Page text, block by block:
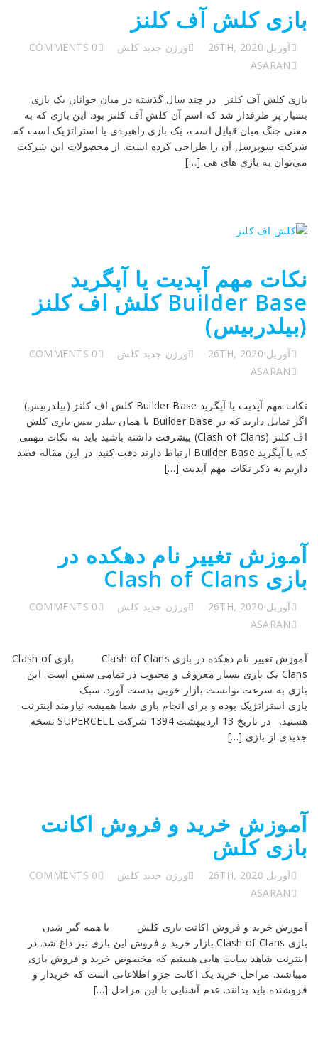
بازی کلش آف کلنز
آوریل 26TH, 2020 ورژن جدید کلش
0 COMMENTS
ASARAN
بازی کلش آف کلنز در چند سال گذشته در میان جوانان یک بازی
بسیار پر طرفدار شد که اسم آن کلش آف کلنز بود. این بازی که به
معنی جنگ میان قبایل است، یک بازی راهبردی یا استراتژیک است که
شرکت سوپرسل آن را طراحی کرده است. از محصولات این شرکت
می‌توان به بازی های هی […]
نکات مهم آپدیت یا آپگرید
Builder Base کلش اف کلنز
(بیلدربیس)
آوریل 26TH, 2020 ورژن جدید کلش
0 COMMENTS
ASARAN
نکات مهم آپدیت یا آپگرید Builder Base کلش اف کلنز (بیلدربیس)
اگر تمایل دارید که در Builder Base یا همان بیلدر بیس بازی کلش
اف کلنز (Clash of Clans) پیشرفت داشته باشید باید به نکات مهمی
که با آپگرید Builder Base ارتباط دارند دقت کنید. در این مقاله قصد
داریم به ذکر نکات مهم آپدیت […]
آموزش تغییر نام دهکده در
بازی Clash of Clans
آوریل 26TH, 2020 ورژن جدید کلش
0 COMMENTS
ASARAN
آموزش تغییر نام دهکده در بازی Clash of Clans بازی Clash of
Clans یک بازی بسیار معروف و محبوب در تمامی سنین است. این
بازی به سرعت توانست بازار خوبی بدست آورد. سبک
بازی استراتژیک بوده و برای انجام بازی شما همیشه نیازمند اینترنت
هستید. در تاریخ 13 اردیبهشت 1394 شرکت SUPERCELL نسخه
جدیدی از بازی […]
آموزش خرید و فروش اکانت
بازی کلش
آوریل 26TH, 2020 ورژن جدید کلش
0 COMMENTS
ASARAN
آموزش خرید و فروش اکانت بازی کلش با همه گیر شدن
بازی Clash of Clans بازار خرید و فروش این بازی نیز داغ شد. در
اینترنت شاهد سایت هایی هستیم که مخصوص خرید و فروش بازی
میباشند. مراحل خرید یک اکانت جزو اطلاعاتی است که خریدار و
فروشنده باید بدانند. عدم آشنایی با این مراحل […]